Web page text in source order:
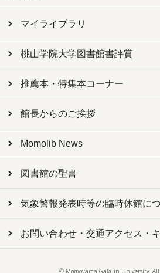
マイライブラリ
桃山学院大学図書館書評賞
推薦本・特集本コーナー
館長からのご挨拶
Momolib News
図書館の聖書
気象警報発表時等の臨時休館に
お問い合わせ・交通アクセス・